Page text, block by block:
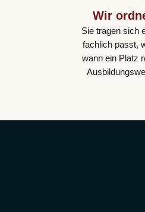
Wir
Sie tragen sich
fachlich passt,
wann ein Platz